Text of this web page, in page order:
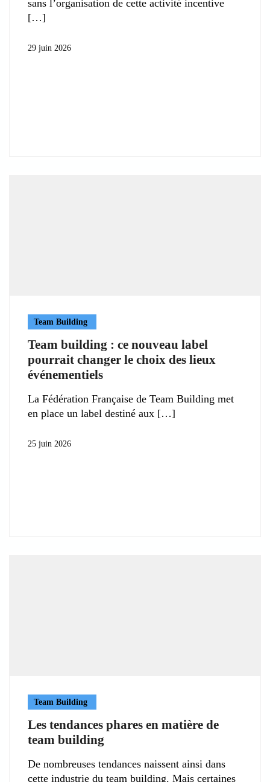
sans l’organisation de cette activité incentive
29 juin 2026
Team Building
Team building : ce nouveau label
pourrait changer le choix des lieux
événementiels
La Fédération Française de Team Building met
en place un label destiné aux
25 juin 2026
Team Building
Les tendances phares en matière de
team building
De nombreuses tendances naissent ainsi dans
cette industrie du team building. Mais certaines